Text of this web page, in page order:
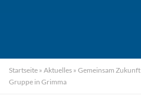
Startseite » Aktuelles » Gemeinsam
Gruppe in Grimma